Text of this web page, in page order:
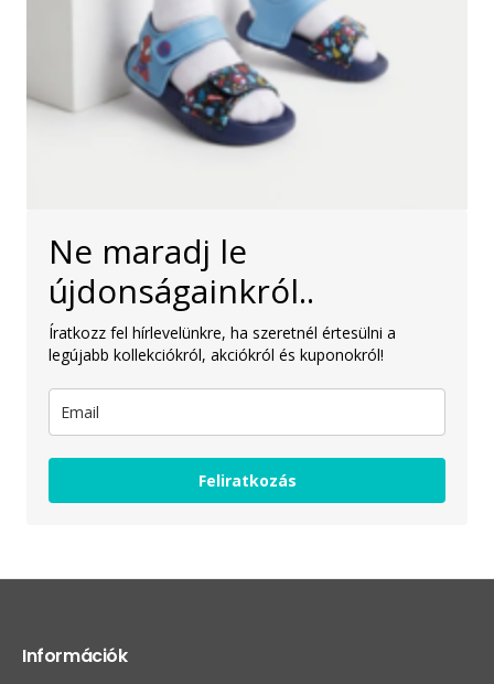
Ne maradj le
újdonságainkról..
Íratkozz fel hírlevelünkre, ha szeretnél értesülni a
legújabb kollekciókról, akciókról és kuponokról!
Feliratkozás
Információk